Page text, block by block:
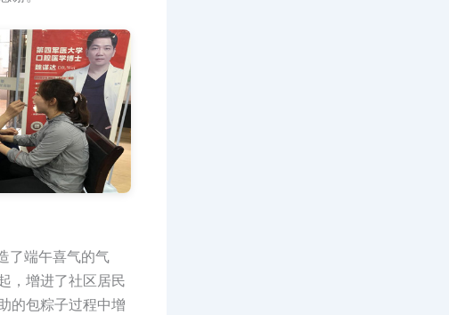
了端午喜气的气
，增进了社区居民
的包粽子过程中增